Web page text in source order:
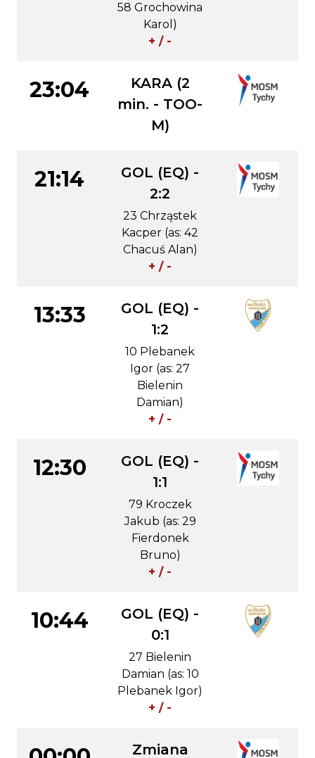
58 Grochowina
Karol)
+ / -
23:04
KARA (2
min. - TOO-
M)
21:14
GOL (EQ) -
2:2
23 Chrząstek
Kacper (as: 42
Chacuś Alan)
+ / -
13:33
GOL (EQ) -
1:2
10 Plebanek
Igor (as: 27
Bielenin
Damian)
+ / -
12:30
GOL (EQ) -
1:1
79 Kroczek
Jakub (as: 29
Fierdonek
Bruno)
+ / -
10:44
GOL (EQ) -
0:1
27 Bielenin
Damian (as: 10
Plebanek Igor)
+ / -
Zmiana